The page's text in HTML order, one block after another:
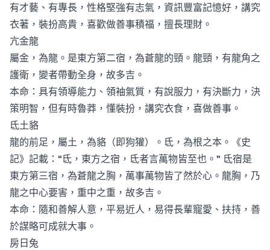
有才藝、有專長，性格堅強有志氣，資訊豐富記憶好，講究
衣著，裝扮高貴，喜歡做善事積福，擅長理財。
亢金龍
屬金，為龍。是東方第二宿，為蒼龍的頸。龍頸，有龍角之
護衛，變者帶動全身，故多吉。
本命：具有領導能力、領袖氣質，有說服力，有決斷力，決
策明智，但有時魯莽，懂裝扮，講究衣食，喜做善事。
氐土貉
龍的前足，屬土，為貉（即狗獾）。氐，為根之本。《史
記》記載：“氐，東方之宿，氐者言萬物皆至也。” 氐宿是
東方第三宿，為蒼龍之胸，萬事萬物皆了然於心。龍胸，乃
龍之中心要害，重中之重，故多吉。
本命：隨和善解人意，平易近人，易得長輩寵愛、扶持，善
於謀略可成就大事。
房日兔